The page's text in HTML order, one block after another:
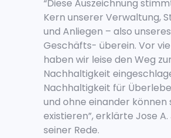
“Diese Auszeichnung
Kern unserer Verwaltung,
und Anliegen – also unseres
Geschäfts- überein. Vor
haben wir leise den Weg zur
Nachhaltigkeit
Nachhaltigkeit für
und ohne einander können
existieren”, erklärte Jose A.
seiner Rede.